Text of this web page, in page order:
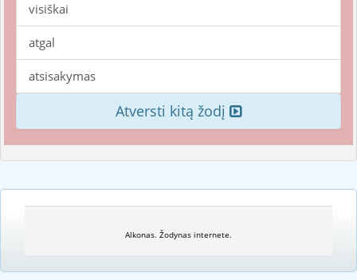
visiškai
atgal
atsisakymas
Atversti kitą žodį
Alkonas. Žodynas internete.